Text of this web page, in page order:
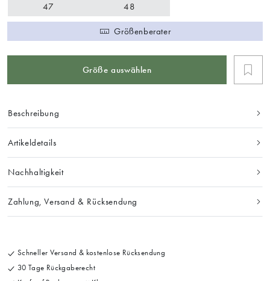
47
48
Größenberater
Größe auswählen
Beschreibung
Artikeldetails
Nachhaltigkeit
Zahlung, Versand & Rücksendung
Schneller Versand & kostenlose Rücksendung
30 Tage Rückgaberecht